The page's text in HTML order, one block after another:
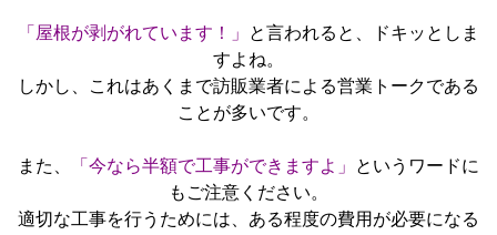
「屋根が剥がれています！」
と言われると、ドキッとしま
すよね。
しかし、これはあくまで訪販業者による営業トークである
ことが多いです。
また、 「今なら半額で工事ができますよ」
というワードに
もご注意ください。
適切な工事を行うためには、ある程度の費用が必要になる